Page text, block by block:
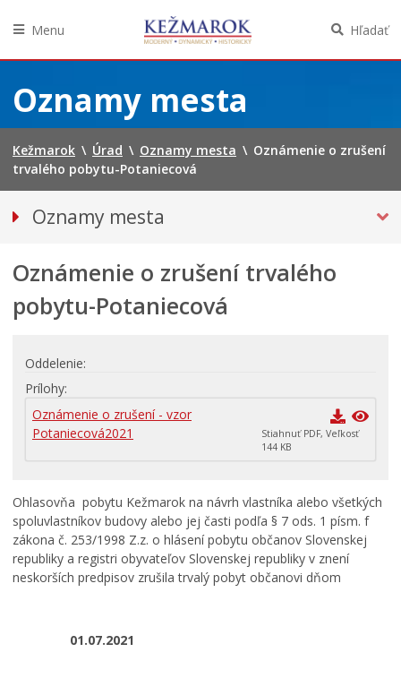
obsah
Menu Hľadať
Oznamy mesta
Kežmarok \ Úrad \ Oznamy mesta \ Oznámenie o zrušení
trvalého pobytu-Potaniecová
Oznamy mesta
Bezpečnosť
Straty a nálezy
Doprava, údržba komunikácií
Kultúra, šport a propagácia
Primátor informuje
Rodina, život, bývanie
Stavby, prenájmy a pozemky
Zamestnanie v samospráve
Životné prostredie a odpady
Oznámenie o zrušení trvalého
pobytu-Potaniecová
Oddelenie
Prílohy
Oznámenie o zrušení - vzor
Potaniecová2021
Stiahnuť PDF, Veľkosť
144 KB
Ohlasovňa pobytu Kežmarok na návrh vlastníka alebo všetkých
spoluvlastníkov budovy alebo jej časti podľa § 7 ods. 1 písm. f
zákona č. 253/1998 Z.z. o hlásení pobytu občanov Slovenskej
republiky a registri obyvateľov Slovenskej republiky v znení
neskorších predpisov zrušila trvalý pobyt občanovi dňom
01.07.2021